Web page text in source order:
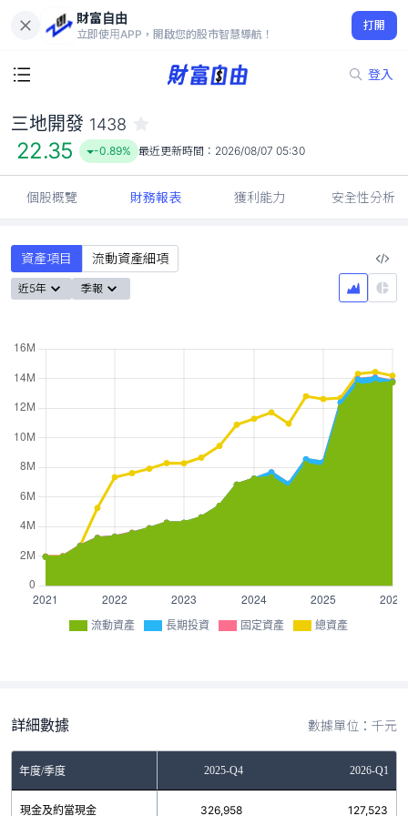
財富自由
立即使用APP，開啟您的股市智慧導航！
打開
登入
22.35
-0.89%
三地開發 1438
22.35 -0.89% 最近更新時間： 2026/08/07 05:30
個股概覽 財務報表 獲利能力 安全性分析
資產項目 流動資產細項
近5年 季報
流動資產 長期投資 固定資產 總資產
詳細數據 數據單位：千元
年度/季度2025-Q3 2025-Q4 2026-Q1
現金及約當現金
685,729 326,958 127,523